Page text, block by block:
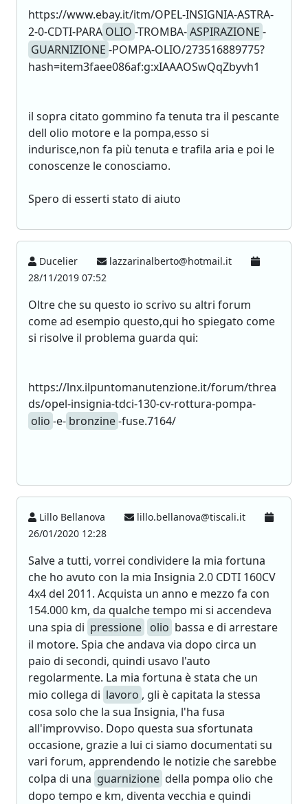
https://www.ebay.it/itm/OPEL-INSIGNIA-ASTRA-
2-0-CDTI-PARA OLIO -TROMBA-ASPIRAZIONE -
GUARNIZIONE -POMPA-OLIO/273516889775?
hash=item3faee086af:g:xIAAAOSwQqZbyvh1
il sopra citato gommino fa tenuta tra il pescante
dell olio motore e la pompa,esso si
indurisce,non fa più tenuta e trafila aria e poi le
conoscenze le conosciamo.
Spero di esserti stato di aiuto
Ducelier
lazzarinalberto@hotmail.it
28/11/2019 07:52
Oltre che su questo io scrivo su altri forum
come ad esempio questo,qui ho spiegato come
si risolve il problema guarda qui:
https://lnx.ilpuntomanutenzione.it/forum/threa
ds/opel-insignia-tdci-130-cv-rottura-pompa-
olio -e- bronzine-fuse.7164/
Lillo Bellanova
lillo.bellanova@tiscali.it
26/01/2020 12:28
Salve a tutti, vorrei condividere la mia fortuna
che ho avuto con la mia Insignia 2.0 CDTI 160CV
4x4 del 2011. Acquista un anno e mezzo fa con
154.000 km, da qualche tempo mi si accendeva
una spia di pressione olio bassa e di arrestare
il motore. Spia che andava via dopo circa un
paio di secondi, quindi usavo l'auto
regolarmente. La mia fortuna è stata che un
mio collega di lavoro , gli è capitata la stessa
cosa solo che la sua Insignia, l'ha fusa
all'improvviso. Dopo questa sua sfortunata
occasione, grazie a lui ci siamo documentati su
vari forum, apprendendo le notizie che sarebbe
colpa di una guarnizione della pompa olio che
dopo tempo e km, diventa vecchia e quindi